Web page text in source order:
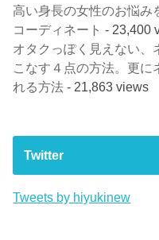
高い身長の女性のお悩み
コーディネート - 23,400
オタクっぽく見えない、
こなす４点の方法。更に
れる方法 - 21,863 views
Twitter
Tweets by hiyukinew